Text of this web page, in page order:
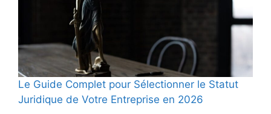
Le Guide Complet pour Sélectionner le Statut
Juridique de Votre Entreprise en 2026